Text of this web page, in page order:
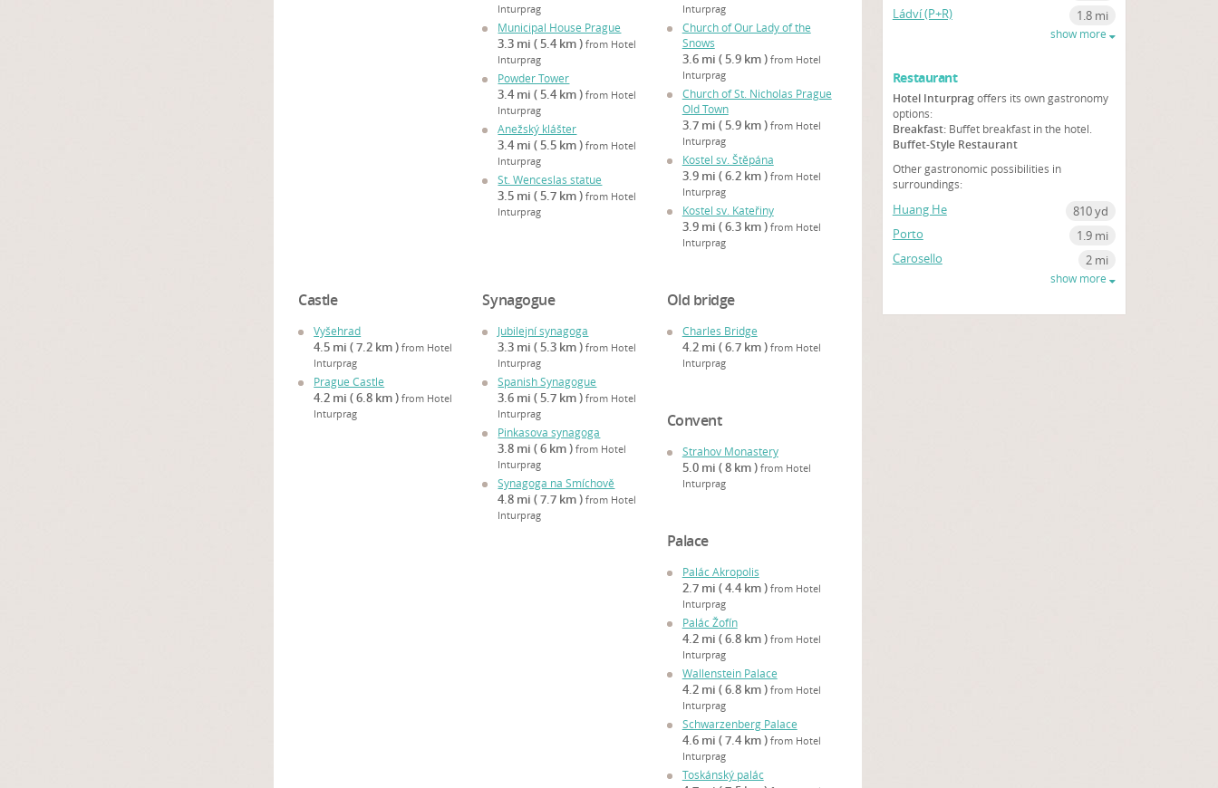
Inturprag
Municipal House Prague
3.3 mi ( 5.4 km )from Hotel
Inturprag
Powder Tower
3.4 mi ( 5.4 km )from Hotel
Inturprag
Anežský klášter
3.4 mi ( 5.5 km )from Hotel
Inturprag
St. Wenceslas statue
3.5 mi ( 5.7 km )from Hotel
Inturprag
Inturprag
Church of Our Lady of the
Snows
3.6 mi ( 5.9 km ) from Hotel
Inturprag
Church of St. Nicholas Prague
Old Town
3.7 mi ( 5.9 km ) from Hotel
Inturprag
Kostel sv. Štěpána
3.9 mi ( 6.2 km ) from Hotel
Inturprag
Kostel sv. Kateřiny
3.9 mi ( 6.3 km ) from Hotel
Inturprag
Castle
Vyšehrad
4.5 mi ( 7.2 km )from Hotel
Inturprag
Prague Castle
4.2 mi ( 6.8 km )from Hotel
Inturprag
Synagogue
Jubilejní synagoga
3.3 mi ( 5.3 km )from Hotel
Inturprag
Spanish Synagogue
3.6 mi ( 5.7 km )from Hotel
Inturprag
Pinkasova synagoga
3.8 mi ( 6 km )from Hotel
Inturprag
Synagoga na Smíchově
4.8 mi ( 7.7 km )from Hotel
Inturprag
Old bridge
Charles Bridge
4.2 mi ( 6.7 km ) from Hotel
Inturprag
Convent
Strahov Monastery
5.0 mi ( 8 km ) from Hotel
Inturprag
Palace
Palác Akropolis
2.7 mi ( 4.4 km ) from Hotel
Inturprag
Palác Žofín
4.2 mi ( 6.8 km ) from Hotel
Inturprag
Wallenstein Palace
4.2 mi ( 6.8 km ) from Hotel
Inturprag
Schwarzenberg Palace
4.6 mi ( 7.4 km ) from Hotel
Inturprag
Toskánský palác
Ládví (P+R)
1.8 mi
show more
Restaurant
Hotel Inturpragoffers its own gastronomy
options:
Breakfast:Buffet breakfast in the hotel.
Buffet-Style Restaurant
Other gastronomic possibilities in
surroundings:
Huang He
810 yd
Porto
1.9 mi
Carosello
2 mi
show more